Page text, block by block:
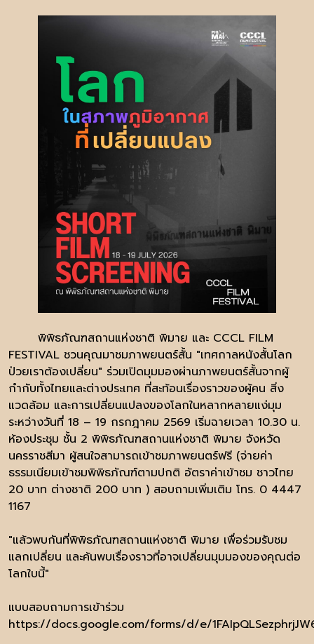
พิพิธภัณฑสถานแห่งชาติ พิมาย และ CCCL FILM
FESTIVAL ชวนคุณมาชมภาพยนตร์สั้น "เทศกาลหนังสั้นโลก
ป่วยเราต้องเปลี่ยน" ร่วมเปิดมุมมองผ่านภาพยนตร์สั้นจากผู้
กำกับทั้งไทยและต่างประเทศ ที่สะท้อนเรื่องราวของผู้คน สิ่ง
แวดล้อม และการเปลี่ยนแปลงของโลกในหลากหลายแง่มุม
ระหว่างวันที่ 18 – 19 กรกฎาคม 2569 เริ่มฉายเวลา 10.30 น.
ห้องประชุม ชั้น 2 พิพิธภัณฑสถานแห่งชาติ พิมาย จังหวัด
นครราชสีมา ผู้สนใจสามารถเข้าชมภาพยนตร์ฟรี (จ่ายค่า
ธรรมเนียมเข้าชมพิพิธภัณฑ์ตามปกติ อัตราค่าเข้าชม ชาวไทย
20 บาท ต่างชาติ 200 บาท ) สอบถามเพิ่มเติม โทร. 0 4447
1167
"แล้วพบกันที่พิพิธภัณฑสถานแห่งชาติ พิมาย เพื่อร่วมรับชม
แลกเปลี่ยน และค้นพบเรื่องราวที่อาจเปลี่ยนมุมมองของคุณต่อ
โลกใบนี้"
แบบสอบถามการเข้าร่วม
https://docs.google.com/forms/d/e/